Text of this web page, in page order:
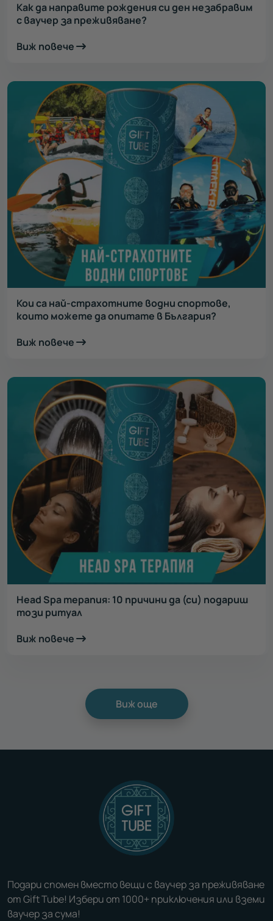
Как да направите рождения си ден незабравим
с ваучер за преживяване?
Виж повече
Кои са най-страхотните водни спортове,
които можете да опитате в България?
Виж повече
Head Spa терапия: 10 причини да (си) подариш
този ритуал
Виж повече
Виж още
Подари спомен вместо вещи с ваучер за преживяване
от Gift Tube! Избери от 1000+ приключения или вземи
ваучер за сума!